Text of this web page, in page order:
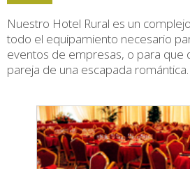
Nuestro Hotel Rural es un
todo el equipamiento necesario
eventos de empresas, o para que
pareja de una escapada